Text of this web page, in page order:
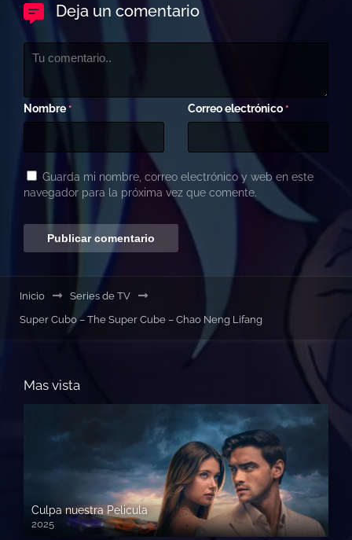
Deja un comentario
Nombre * Correo electrónico *
Guarda mi nombre, correo electrónico y web en este
navegador para la próxima vez que comente.
Inicio
Series de TV
Super Cubo – The Super Cube – Chao Neng Lifang
Mas vista
Culpa nuestra Pelicula
2025
720p HD